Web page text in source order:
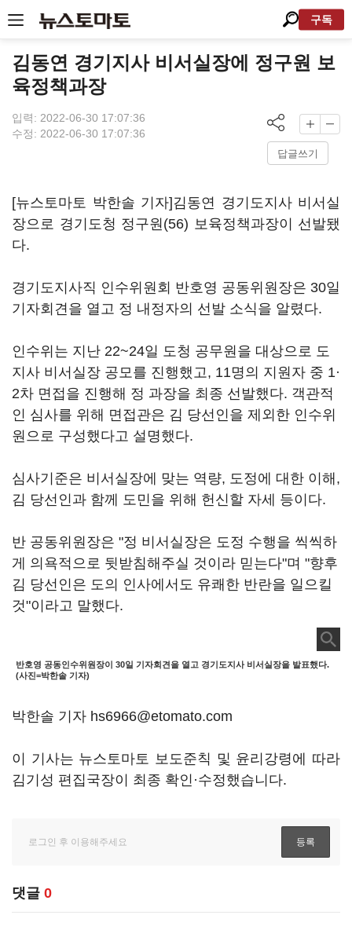
구독
김동연 경기지사 비서실장에 정구원 보
육정책과장
입력: 2022-06-30 17:07:36
수정: 2022-06-30 17:07:36
답글쓰기
[뉴스토마토 박한솔 기자]김동연 경기도지사 비서실
장으로 경기도청 정구원(56) 보육정책과장이 선발됐
다.
경기도지사직 인수위원회 반호영 공동위원장은 30일
기자회견을 열고 정 내정자의 선발 소식을 알렸다.
인수위는 지난 22~24일 도청 공무원을 대상으로 도
지사 비서실장 공모를 진행했고, 11명의 지원자 중 1·
2차 면접을 진행해 정 과장을 최종 선발했다. 객관적
인 심사를 위해 면접관은 김 당선인을 제외한 인수위
원으로 구성했다고 설명했다.
심사기준은 비서실장에 맞는 역량, 도정에 대한 이해,
김 당선인과 함께 도민을 위해 헌신할 자세 등이다.
반 공동위원장은 "정 비서실장은 도정 수행을 씩씩하
게 의욕적으로 뒷받침해주실 것이라 믿는다"며 "향후
김 당선인은 도의 인사에서도 유쾌한 반란을 일으킬
것"이라고 말했다.
반호영 공동인수위원장이 30일 기자회견을 열고 경기도지사 비서실장을 발표했다.
(사진=박한솔 기자)
박한솔 기자 hs6966@etomato.com
이 기사는 뉴스토마토 보도준칙 및 윤리강령에 따라
김기성 편집국장이 최종 확인·수정했습니다.
댓글 0